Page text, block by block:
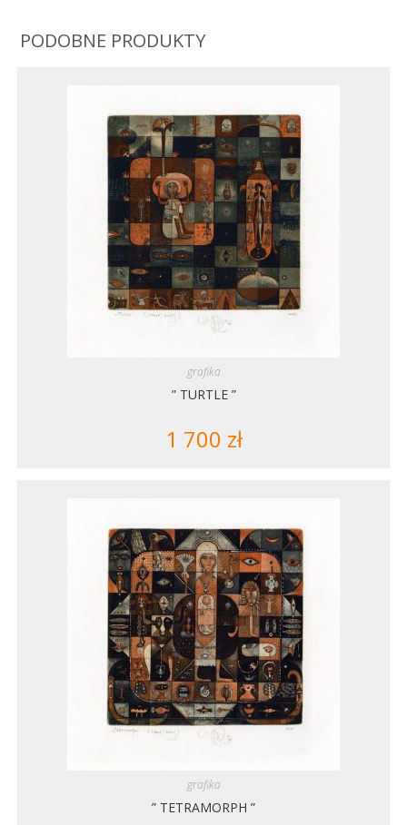
PODOBNE PRODUKTY
grafika
” TURTLE ”
1 700 zł
grafika
” TETRAMORPH ”